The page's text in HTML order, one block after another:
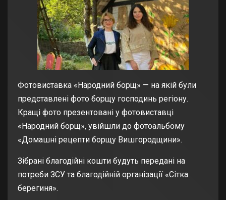
Фотовиставка «Народний борщ» — на якій були
представлені фото борщу господинь регіону.
Кращі фото презентовані у фотовиставці
«Народний борщ», увійшли до фотоальбому
«Домашні рецепти борщу Вишгородщини».
Зібрані благодійні кошти будуть передані на
потреби ЗСУ та благодійній організації «Сітка
берегиня».